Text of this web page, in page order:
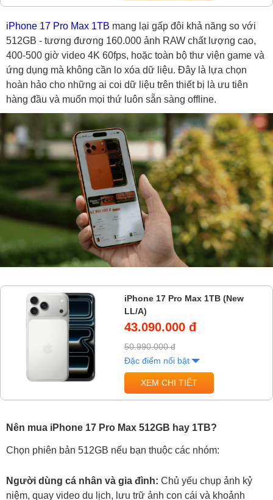
iPhone 17 Pro Max 1TB mang lại gấp đôi khả năng so với
512GB - tương đương 160.000 ảnh RAW chất lượng cao,
400-500 giờ video 4K 60fps, hoặc toàn bộ thư viện game và
ứng dụng mà không cần lo xóa dữ liệu. Đây là lựa chọn
hoàn hảo cho những ai coi dữ liệu trên thiết bị là ưu tiên
hàng đầu và muốn mọi thứ luôn sẵn sàng offline.
iPhone 17 Pro Max 1TB (New
LL/A)
43.090.000 đ
50.990.000 đ
Đặc điểm nổi bật
XEM CHI TIẾT
Nên mua iPhone 17 Pro Max 512GB hay 1TB?
Chọn phiên bản 512GB nếu bạn thuộc các nhóm:
Người dùng cá nhân và gia đình: Chủ yếu chụp ảnh kỷ
niệm, quay video du lịch, lưu trữ ảnh con cái và khoảnh